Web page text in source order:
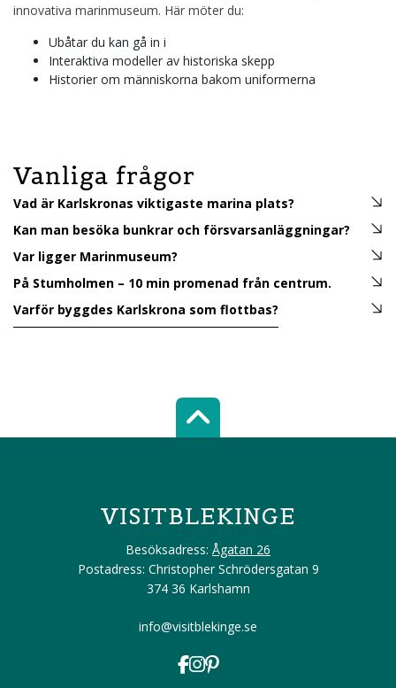
innovativa marinmuseum. Här möter du:
Ubåtar du kan gå in i
Interaktiva modeller av historiska skepp
Historier om människorna bakom uniformerna
Vanliga frågor
Vad är Karlskronas viktigaste marina plats?
Kan man besöka bunkrar och försvarsanläggningar?
Var ligger Marinmuseum?
På Stumholmen – 10 min promenad från centrum.
Varför byggdes Karlskrona som flottbas?
Scroll top of
VISITBLEKINGE
Besöksadress: Ågatan 26
Postadress: Christopher Schrödersgatan 9
374 36 Karlshamn
info@visitblekinge.se